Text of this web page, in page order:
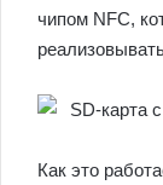
чипом NFC,
Как это